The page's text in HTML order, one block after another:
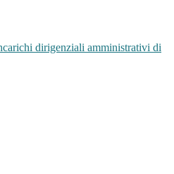
dirigenziali amministrativi di